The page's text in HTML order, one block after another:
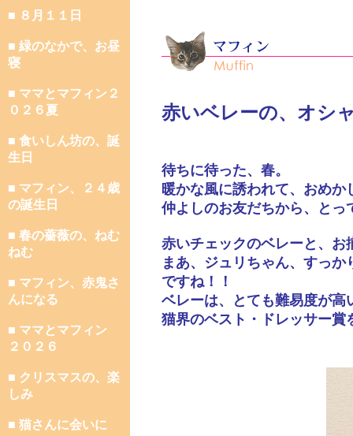
■ ８月１１日
■ 緑のなかで、お昼
寝
■ ママとマフィン２
０２６夏
■ 食いしん坊の、誕
生日
■ マフィン、２４歳
の誕生日
■ 春の薔薇の、ねむ
ねむ
■ マフィン、赤鬼さ
んになる
■ ママとマフィン
２０２６
■ クリスマスの、楽
しみ
■ 猫さんに会いに
赤いベレーの、オシ
待ちに待った、春。
暖かな風に誘われて、おめ
仲よしのお友だちから、とっ
赤いチェックのベレーと、お
まあ、ジュリちゃん、すっ
ですね！！
ベレーは、とても難易度が高
猫界のベスト・ドレッサー賞